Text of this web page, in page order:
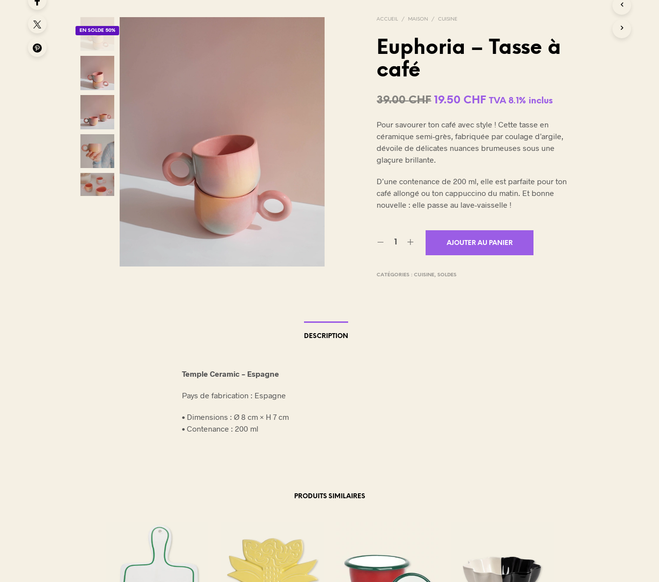
E
E
V
I
EN SOLDE 50%
ACCUEIL / MAISON / CUISINE
Euphoria – Tasse à
café
39.00CHF Le
initial
était :
39.00 CHF.
19.50 CHFLe
actuel
est :
TVA 8.1% inclus
Pour savourer ton café avec style ! Cette tasse en
céramique semi-grès, fabriquée par coulage d’argile,
dévoile de délicates nuances brumeuses sous une
glaçure brillante.
D’une contenance de 200 ml, elle est parfaite pour ton
café allongé ou ton cappuccino du matin. Et bonne
nouvelle : elle passe au lave-vaisselle !
AJOUTER AU PANIER
CATÉGORIES :CUISINE,SOLDES
DESCRIPTION
Temple Ceramic – Espagne
Pays de fabrication : Espagne
• Dimensions : Ø 8 cm × H 7 cm
• Contenance : 200 ml
PRODUITS SIMILAIRES